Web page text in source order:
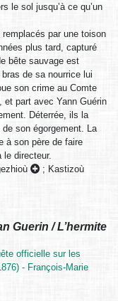
le sol jusqu’à ce qu’un
par une toison
plus tard, capturé
bête sauvage est
de sa nourrice lui
son crime au Comte
et part avec Yann Guérin
Déterrée, ils la
son égorgement. La
à son père de faire
directeur.
; Kastizoù
Guerin / L’hermite
officielle sur les
- François-Marie